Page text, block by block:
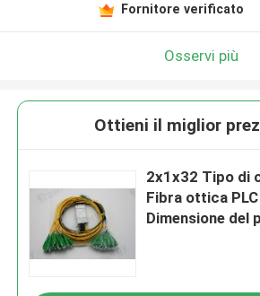
Fornitore verificato
Osservi più
Ottieni il miglior
2x1x32 Tipo di
Fibra ottica
Dimensione del